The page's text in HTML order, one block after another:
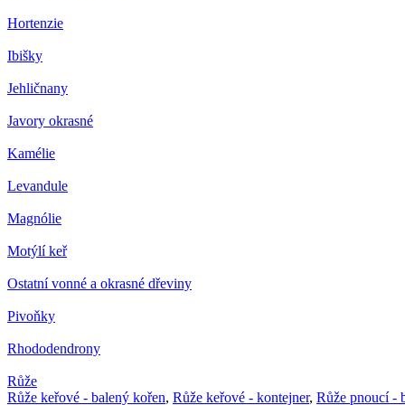
Hortenzie
Ibišky
Jehličnany
Javory okrasné
Kamélie
Levandule
Magnólie
Motýlí keř
Ostatní vonné a okrasné dřeviny
Pivoňky
Rhododendrony
Růže
Růže keřové - balený kořen, Růže keřové - kontejner, Růže pnoucí -